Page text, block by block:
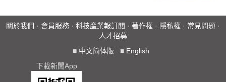
關於我們 · 會員服務 · 科技產業報訂閱 · 著作權 · 隱私權 · 常見問題 ·
人才招募
■ 中文简体版 ■ English
下載新聞App